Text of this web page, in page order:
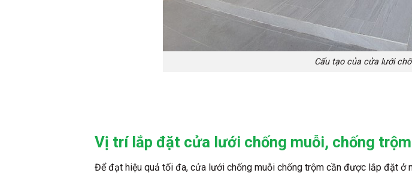
Cấu tạo của cửa lưới
Vị trí lắp đặt cửa lưới chống muỗi, chống
Để đạt hiệu quả tối đa, cửa lưới chống muỗi chống trộm cần được lắp đặt ở